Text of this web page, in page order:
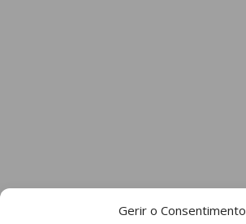
Gerir o Consentimento